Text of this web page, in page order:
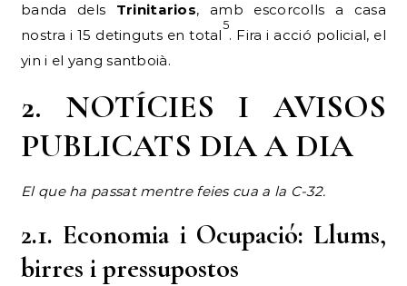
banda dels Trinitarios, amb escorcolls a casa
nostra i 15 detinguts en total
5
. Fira i acció policial, el
yin i el yang santboià.
2. NOTÍCIES I AVISOS
PUBLICATS DIA A DIA
El que ha passat mentre feies cua a la C-32.
2.1. Economia i Ocupació: Llums,
birres i pressupostos